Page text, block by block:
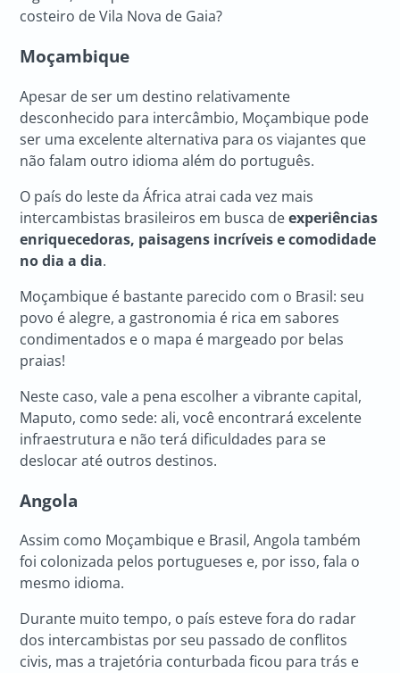
costeiro de Vila Nova de Gaia?
Moçambique
Apesar de ser um destino relativamente
desconhecido para intercâmbio, Moçambique pode
ser uma excelente alternativa para os viajantes que
não falam outro idioma além do português.
O país do leste da África atrai cada vez mais
intercambistas brasileiros em busca deexperiências
enriquecedoras, paisagens incríveis e comodidade
no dia a dia.
Moçambique é bastante parecido com o Brasil: seu
povo é alegre, a gastronomia é rica em sabores
condimentados e o mapa é margeado por belas
praias!
Neste caso, vale a pena escolher a vibrante capital,
Maputo, como sede: ali, você encontrará excelente
infraestrutura e não terá dificuldades para se
deslocar até outros destinos.
Angola
Assim como Moçambique e Brasil, Angola também
foi colonizada pelos portugueses e, por isso, fala o
mesmo idioma.
Durante muito tempo, o país esteve fora do radar
dos intercambistas por seu passado de conflitos
civis, mas a trajetória conturbada ficou para trás e